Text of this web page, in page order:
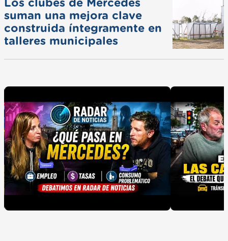
Los clubes de Mercedes
suman una mejora clave
construida íntegramente en
talleres municipales